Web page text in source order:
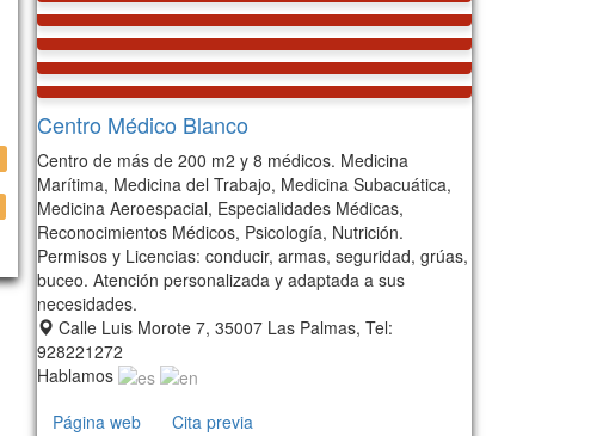
Centro Médico Blanco
Centro de más de 200 m2 y 8 médicos. Medicina
Marítima, Medicina del Trabajo, Medicina Subacuática,
Medicina Aeroespacial, Especialidades Médicas,
Reconocimientos Médicos, Psicología, Nutrición.
Permisos y Licencias: conducir, armas, seguridad, grúas,
buceo. Atención personalizada y adaptada a sus
necesidades.
Calle Luis Morote 7, 35007 Las Palmas, Tel:
928221272
Hablamos
Página web
Cita previa